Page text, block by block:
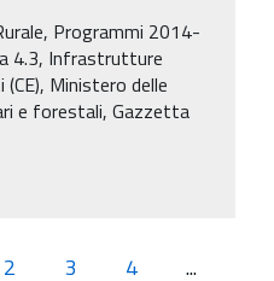
Programmi 2014-
4.3, Infrastrutture
Ministero delle
e forestali, Gazzetta
2 3 4 ...